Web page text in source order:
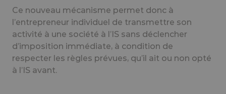
Ce nouveau mécanisme permet donc à
l’entrepreneur individuel de transmettre son
activité à une société à l’IS sans déclencher
d’imposition immédiate, à condition de
respecter les règles prévues, qu’il ait ou non opté
à l’IS avant.